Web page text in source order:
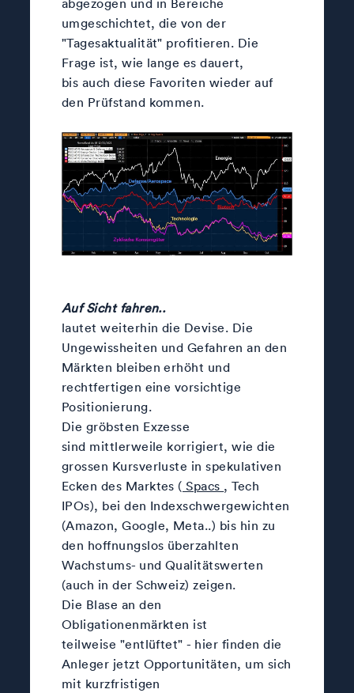
umgeschichtet, die von der
"Tagesaktualität" profitieren. Die
Frage ist, wie lange es dauert,
bis auch diese Favoriten wieder auf
den Prüfstand kommen.
Auf Sicht fahren..
lautet weiterhin die Devise. Die
Ungewissheiten und Gefahren an den
Märkten bleiben erhöht und
rechtfertigen eine vorsichtige
Positionierung.
Die gröbsten Exzesse
sind mittlerweile korrigiert, wie die
grossen Kursverluste in spekulativen
Ecken des Marktes ( Spacs , Tech
IPOs), bei den Indexschwergewichten
(Amazon, Google, Meta..) bis hin zu
den hoffnungslos überzahlten
Wachstums- und Qualitätswerten
(auch in der Schweiz) zeigen.
Die Blase an den
Obligationenmärkten ist
teilweise "entlüftet" - hier finden die
Anleger jetzt Opportunitäten, um sich
mit kurzfristigen